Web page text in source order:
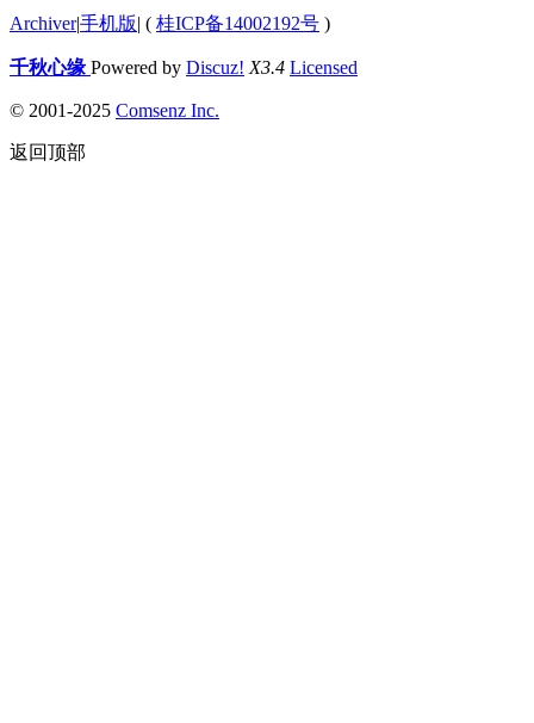
Archiver|手机版| ( 桂ICP备14002192号 )
千秋心缘 Powered by Discuz! X3.4 Licensed
© 2001-2025 Comsenz Inc.
返回顶部